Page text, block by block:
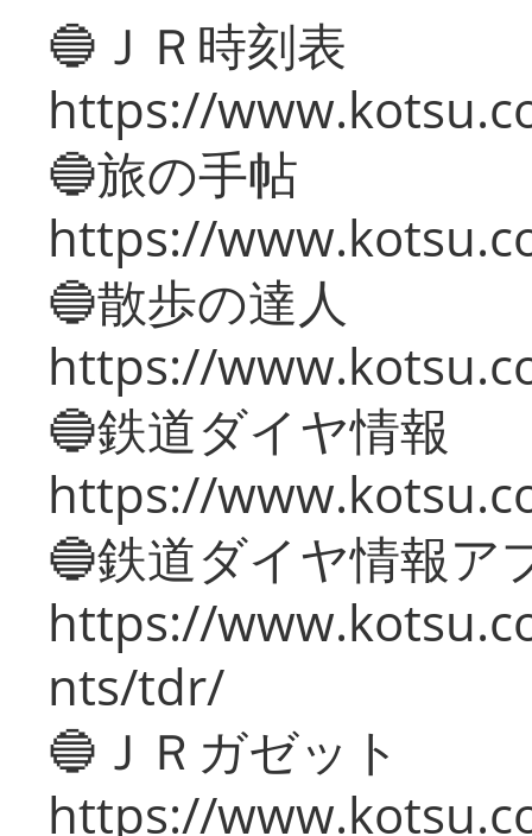
🔵ＪＲ時刻表
https://
🔵旅の手帖
https://
🔵散歩の達人
https://
🔵鉄道ダイヤ情報
https://
🔵鉄道ダイヤ情報ア
https://
nts/tdr/
🔵ＪＲガゼット
https://